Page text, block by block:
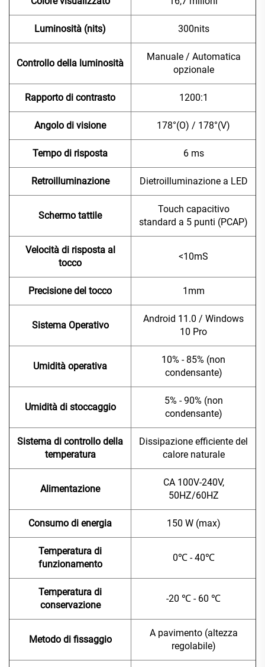
Luminosità (nits) 300nits
Controllo della luminosità
Manuale / Automatica
opzionale
Rapporto di contrasto 1200:1
Angolo di visione 178°(O) / 178°(V)
Tempo di risposta 6 ms
Retroilluminazione Dietroilluminazione a LED
Schermo tattile
Touch capacitivo
standard a 5 punti (PCAP)
Velocità di risposta al
tocco
<10mS
Precisione del tocco 1mm
Sistema Operativo
Android 11.0 / Windows
10 Pro
Umidità operativa
10% - 85% (non
condensante)
Umidità di stoccaggio
5% - 90% (non
condensante)
Sistema di controllo della
temperatura
Dissipazione efficiente del
calore naturale
Alimentazione
CA 100V-240V,
50HZ/60HZ
Consumo di energia 150 W (max)
Temperatura di
funzionamento
0℃ - 40℃
Temperatura di
conservazione
-20 ℃ - 60 ℃
Metodo di fissaggio
A pavimento (altezza
regolabile)